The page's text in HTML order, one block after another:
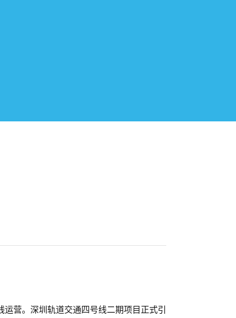
营。深圳轨道交通四号线二期项目正式引